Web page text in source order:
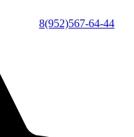
8(952)567-64-44